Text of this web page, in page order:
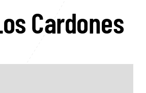
Cardones